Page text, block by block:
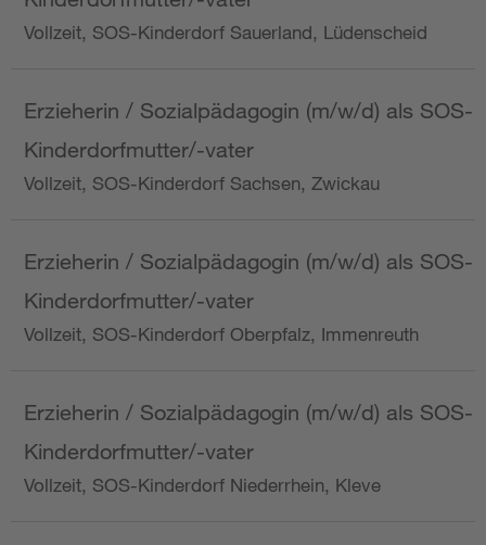
Vollzeit, SOS-Kinderdorf Sauerland, Lüdenscheid
Erzieherin / Sozialpädagogin (m/w/d) als SOS-
Kinderdorfmutter/-vater
Vollzeit, SOS-Kinderdorf Sachsen, Zwickau
Erzieherin / Sozialpädagogin (m/w/d) als SOS-
Kinderdorfmutter/-vater
Vollzeit, SOS-Kinderdorf Oberpfalz, Immenreuth
Erzieherin / Sozialpädagogin (m/w/d) als SOS-
Kinderdorfmutter/-vater
Vollzeit, SOS-Kinderdorf Niederrhein, Kleve